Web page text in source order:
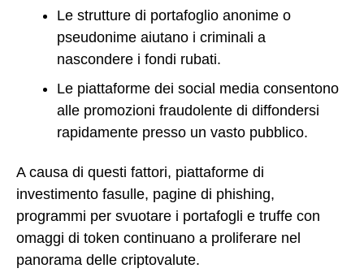
Le strutture di portafoglio anonime o
pseudonime aiutano i criminali a
nascondere i fondi rubati.
Le piattaforme dei social media consentono
alle promozioni fraudolente di diffondersi
rapidamente presso un vasto pubblico.
A causa di questi fattori, piattaforme di
investimento fasulle, pagine di phishing,
programmi per svuotare i portafogli e truffe con
omaggi di token continuano a proliferare nel
panorama delle criptovalute.